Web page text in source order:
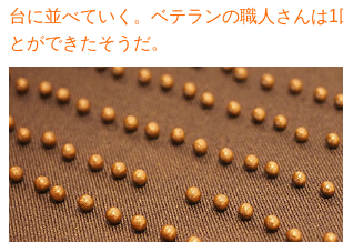
台に並べていく。ベテランの職人さんは1
とができたそうだ。